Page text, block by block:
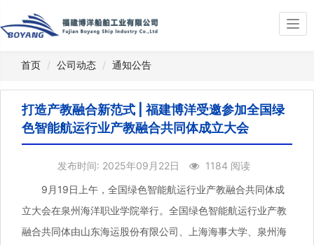
首页 公司动态 通知公告
打造产教融合新范式 | 福建博洋受邀参加全国绿
色智能航运行业产教融合共同体成立大会
发布时间: 2025年09月22日
1184 阅读
9月19日上午，全国绿色智能航运行业产教融合共同体成
立大会在泉州海洋职业学院举行。全国绿色智能航运行业产教
融合共同体由山东海运股份有限公司、上海海事大学、泉州海